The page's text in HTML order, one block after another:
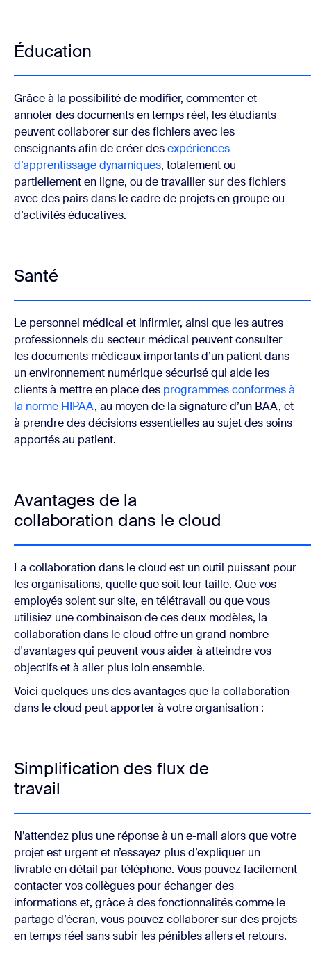
Éducation
Grâce à la possibilité de modifier, commenter et
annoter des documents en temps réel, les étudiants
peuvent collaborer sur des fichiers avec les
enseignants afin de créer desexpériences
d’apprentissage dynamiques, totalement ou
partiellement en ligne, ou de travailler sur des fichiers
avec des pairs dans le cadre de projets en groupe ou
d’activités éducatives.
Santé
Le personnel médical et infirmier, ainsi que les autres
professionnels du secteur médical peuvent consulter
les documents médicaux importants d’un patient dans
un environnement numérique sécurisé qui aide les
clients à mettre en place des programmes conformes à
la norme HIPAA, au moyen de la signature d’un BAA, et
à prendre des décisions essentielles au sujet des soins
apportés au patient.
Avantages de la
collaboration dans le cloud
La collaboration dans le cloud est un outil puissant pour
les organisations, quelle que soit leur taille. Que vos
employés soient sur site, en télétravail ou que vous
utilisiez une combinaison de ces deux modèles, la
collaboration dans le cloud offre un grand nombre
d'avantages qui peuvent vous aider à atteindre vos
objectifs et à aller plus loin ensemble.
Voici quelques uns des avantages que la collaboration
dans le cloud peut apporter à votre organisation :
Simplification des flux de
travail
N’attendez plus une réponse à un e-mail alors que votre
projet est urgent et n’essayez plus d’expliquer un
livrable en détail par téléphone. Vous pouvez facilement
contacter vos collègues pour échanger des
informations et, grâce à des fonctionnalités comme le
partage d’écran, vous pouvez collaborer sur des projets
en temps réel sans subir les pénibles allers et retours.